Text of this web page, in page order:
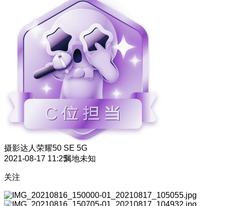
摄影达人 荣耀50 SE 5G
2021-08-17 11:25属地未知
关注